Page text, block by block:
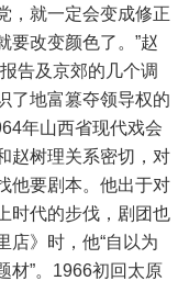
，就一定会变成修正
要改变颜色了。”赵
告及京郊的几个调
了地富篡夺领导权的
年山西省现代戏会
赵树理关系密切，对
他要剧本。他出于对
时代的步伐，剧团也
店》时，他“自以为
材”。1966初回太原